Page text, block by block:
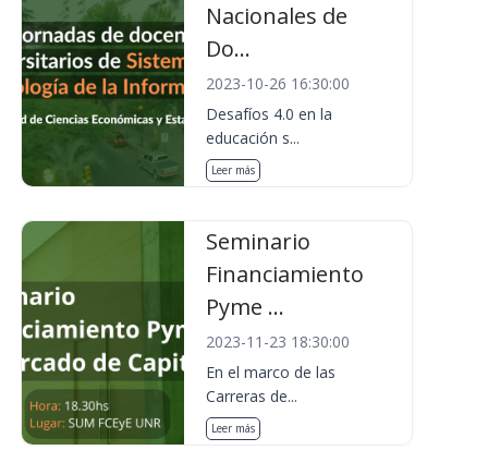
Nacionales de
Do...
2023-10-26 16:30:00
Desafíos 4.0 en la
educación s...
Leer más
Seminario
Financiamiento
Pyme ...
2023-11-23 18:30:00
En el marco de las
Carreras de...
Leer más